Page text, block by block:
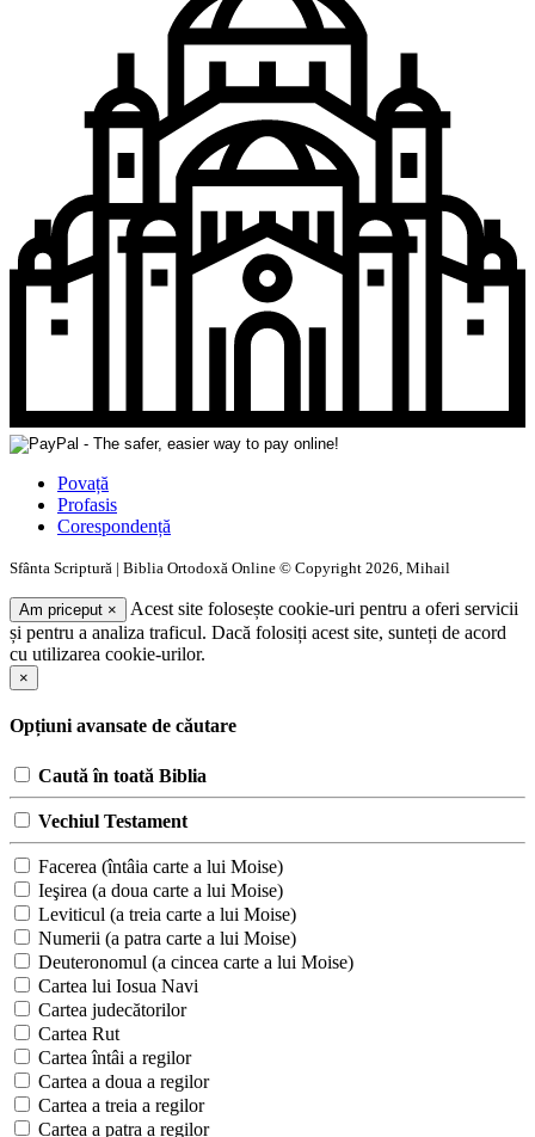
Povață
Profasis
Corespondență
Sfânta Scriptură | Biblia Ortodoxă Online © Copyright 2026, Mihail
Am priceput ×
Acest site folosește cookie-uri pentru a oferi servicii
și pentru a analiza traficul. Dacă folosiți acest site, sunteți de acord
cu utilizarea cookie-urilor.
×
Opțiuni avansate de căutare
Caută în toată Biblia
Vechiul Testament
Facerea (întâia carte a lui Moise)
Ieşirea (a doua carte a lui Moise)
Leviticul (a treia carte a lui Moise)
Numerii (a patra carte a lui Moise)
Deuteronomul (a cincea carte a lui Moise)
Cartea lui Iosua Navi
Cartea judecătorilor
Cartea Rut
Cartea întâi a regilor
Cartea a doua a regilor
Cartea a treia a regilor
Cartea a patra a regilor